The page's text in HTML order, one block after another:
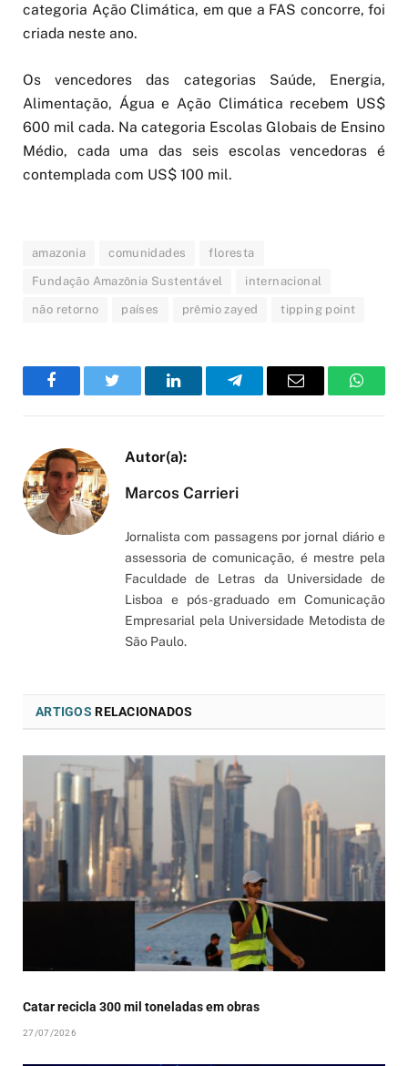
categoria Ação Climática, em que a FAS concorre, foi
criada neste ano.
Os vencedores das categorias Saúde, Energia,
Alimentação, Água e Ação Climática recebem US$
600 mil cada. Na categoria Escolas Globais de Ensino
Médio, cada uma das seis escolas vencedoras é
contemplada com US$ 100 mil.
amazonia comunidades floresta
Fundação Amazônia Sustentável internacional
não retorno países prêmio zayed tipping point
FacebookTwitter LinkedInTelegramEmail
Marcos Carrieri
Jornalista com passagens por jornal diário e
assessoria de comunicação, é mestre pela
Faculdade de Letras da Universidade de
Lisboa e pós-graduado em Comunicação
Empresarial pela Universidade Metodista de
São Paulo.
ARTIGOS RELACIONADOS
Catar recicla 300 mil toneladas em obras
27/07/2026